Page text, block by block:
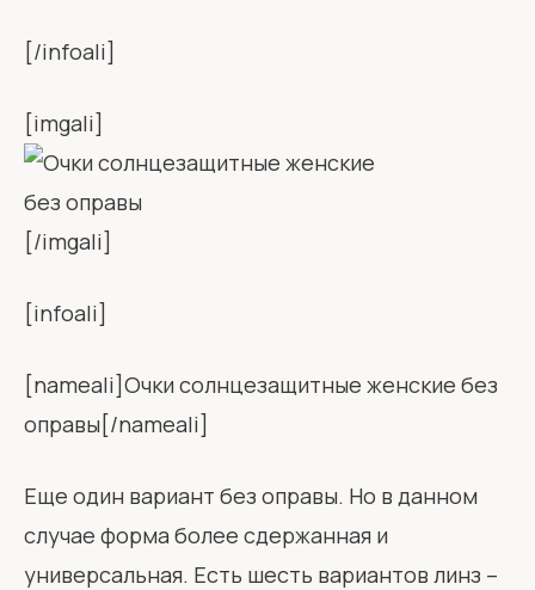
[/infoali]
[imgali]
[/imgali]
[infoali]
[nameali]Очки солнцезащитные женские без
оправы[/nameali]
Еще один вариант без оправы. Но в данном
случае форма более сдержанная и
универсальная. Есть шесть вариантов линз –